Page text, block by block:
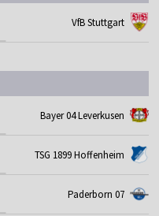
VfB Stuttgart
Bayer 04 Leverkusen
TSG 1899 Hoffenheim
Paderborn 07